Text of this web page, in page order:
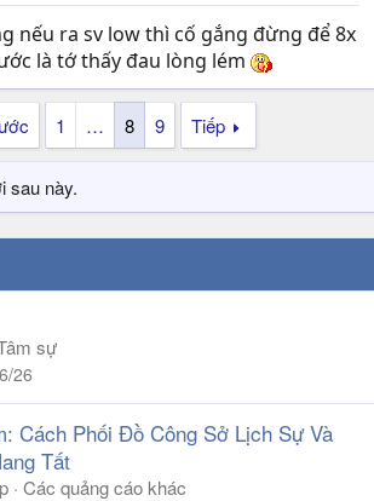
nếu ra sv low thì cố gắng đừng để 8x
là tớ thấy đau lòng lém
1 … 8 9 Tiếp
sau này.
sự
26
Cách Phối Đồ Công Sở Lịch Sự Và
Tất
Các quảng cáo khác